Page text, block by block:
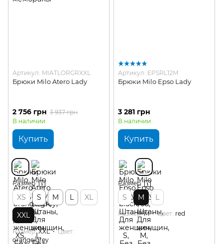
Артикул: MIATLORGRXXL
Брюки Milo Atero Lady
2 756 грн 3 937 грн
В наличии
Купить
Размер
XS S M L
XL
XXL
Размер XXL
Цвет
orange/grey
Артикул: EPSRL12M
Брюки Milo Epso Lady
3 281 грн
В наличии
Купить
Размер
S M L
Размер M Цвет red